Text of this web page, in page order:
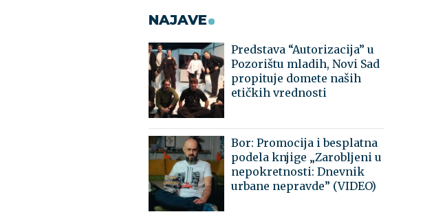
NAJAVE
Predstava “Autorizacija” u
Pozorištu mladih, Novi Sad
propituje domete naših
etičkih vrednosti
Bor: Promocija i besplatna
podela knjige „Zarobljeni u
nepokretnosti: Dnevnik
urbane nepravde” (VIDEO)